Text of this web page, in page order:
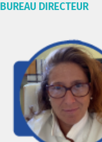
BUREAU DIRECTEUR